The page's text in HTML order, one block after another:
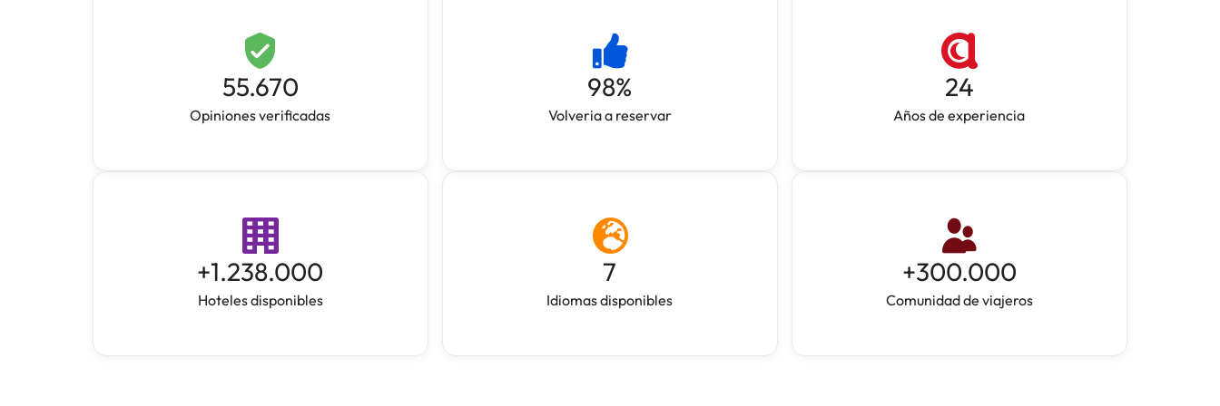
55.670
Opiniones verificadas
98%
Volveria a reservar
24
Años de experiencia
+1.238.000
Hoteles disponibles
7
Idiomas disponibles
+300.000
Comunidad de viajeros